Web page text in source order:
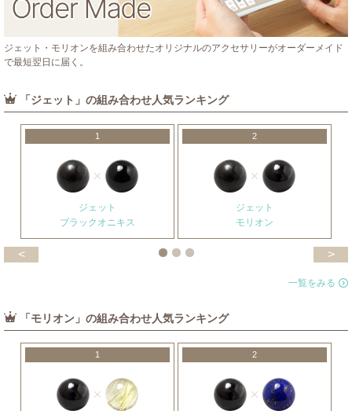
ジェット・モリオンを組み合わせたオリジナルのアクセサリーがオーダーメイド
で最短翌日に届く。
「ジェット」の組み合わせ人気ランキング
1
ジェット
ブラックオニキス
2
ジェット
モリオン
< >
一覧をみる
「モリオン」の組み合わせ人気ランキング
1 2